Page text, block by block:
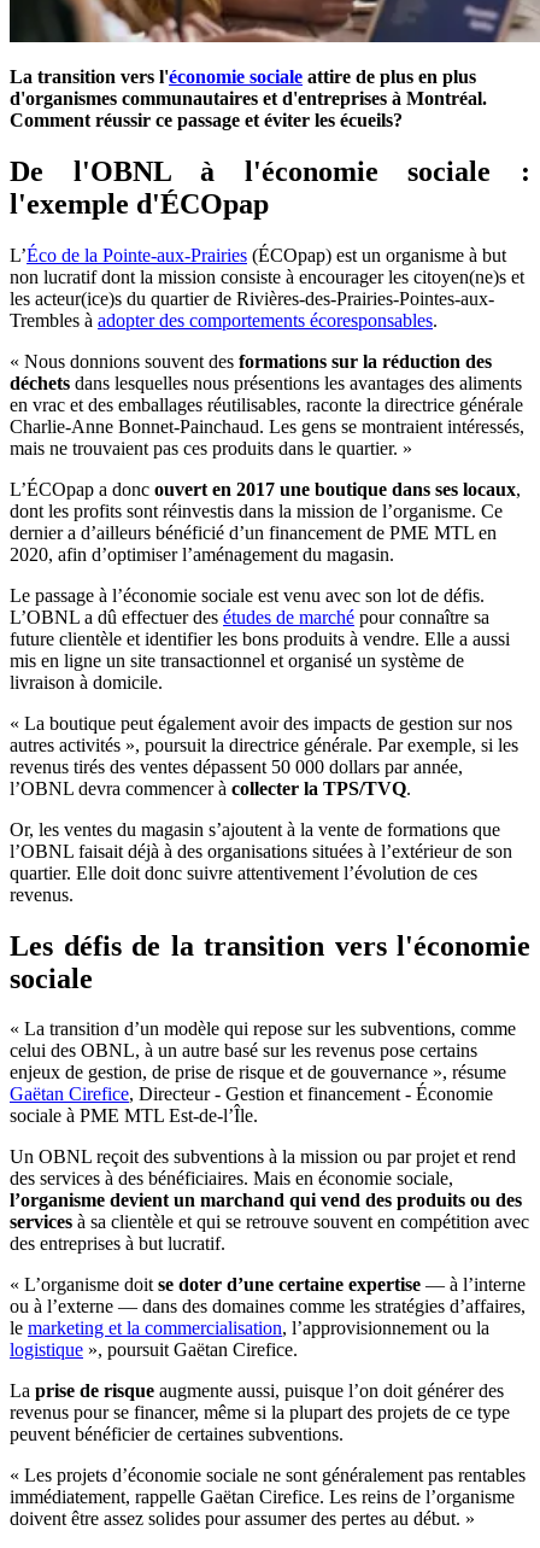
La transition vers l'économie sociale attire de plus en plus
d'organismes communautaires et d'entreprises à Montréal.
Comment réussir ce passage et éviter les écueils?
De l'OBNL à l'économie sociale :
l'exemple d'ÉCOpap
L’Éco de la Pointe-aux-Prairies (ÉCOpap) est un organisme à but
non lucratif dont la mission consiste à encourager les citoyen(ne)s et
les acteur(ice)s du quartier de Rivières-des-Prairies-Pointes-aux-
Trembles à adopter des comportements écoresponsables.
« Nous donnions souvent des formations sur la réduction des
déchets dans lesquelles nous présentions les avantages des aliments
en vrac et des emballages réutilisables, raconte la directrice générale
Charlie-Anne Bonnet-Painchaud. Les gens se montraient intéressés,
mais ne trouvaient pas ces produits dans le quartier. »
L’ÉCOpap a donc ouvert en 2017 une boutique dans ses locaux,
dont les profits sont réinvestis dans la mission de l’organisme. Ce
dernier a d’ailleurs bénéficié d’un financement de PME MTL en
2020, afin d’optimiser l’aménagement du magasin.
Le passage à l’économie sociale est venu avec son lot de défis.
L’OBNL a dû effectuer des études de marché pour connaître sa
future clientèle et identifier les bons produits à vendre. Elle a aussi
mis en ligne un site transactionnel et organisé un système de
livraison à domicile.
« La boutique peut également avoir des impacts de gestion sur nos
autres activités », poursuit la directrice générale. Par exemple, si les
revenus tirés des ventes dépassent 50 000 dollars par année,
l’OBNL devra commencer à collecter la TPS/TVQ.
Or, les ventes du magasin s’ajoutent à la vente de formations que
l’OBNL faisait déjà à des organisations situées à l’extérieur de son
quartier. Elle doit donc suivre attentivement l’évolution de ces
revenus.
Les défis de la transition vers l'économie
sociale
« La transition d’un modèle qui repose sur les subventions, comme
celui des OBNL, à un autre basé sur les revenus pose certains
enjeux de gestion, de prise de risque et de gouvernance », résume
Gaëtan Cirefice, Directeur - Gestion et financement - Économie
sociale à PME MTL Est-de-l’Île.
Un OBNL reçoit des subventions à la mission ou par projet et rend
des services à des bénéficiaires. Mais en économie sociale,
l’organisme devient un marchand qui vend des produits ou des
services à sa clientèle et qui se retrouve souvent en compétition avec
des entreprises à but lucratif.
« L’organisme doitse doter d’une certaine expertise — à l’interne
ou à l’externe — dans des domaines comme les stratégies d’affaires,
le marketing et la commercialisation, l’approvisionnement ou la
logistique », poursuit Gaëtan Cirefice.
La prise de risque augmente aussi, puisque l’on doit générer des
revenus pour se financer, même si la plupart des projets de ce type
peuvent bénéficier de certaines subventions.
« Les projets d’économie sociale ne sont généralement pas rentables
immédiatement, rappelle Gaëtan Cirefice. Les reins de l’organisme
doivent être assez solides pour assumer des pertes au début. »